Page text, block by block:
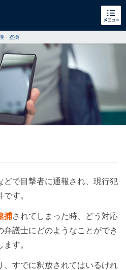
はこちら
・盗撮
どで目撃者に通報され、現行犯
す。
捕されてしまった時、どう対応
護士にどのようなことができ
す。
、すでに釈放されてはいるけれ